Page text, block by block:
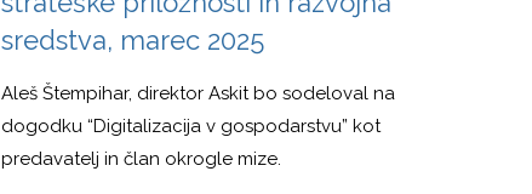
sredstva, marec 2025
Aleš Štempihar, direktor Askit bo sodeloval na
dogodku “Digitalizacija v gospodarstvu” kot
predavatelj in član okrogle mize.